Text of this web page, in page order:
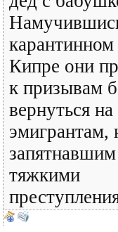
карантинном
Кипре они
к призывам
вернуться
эмигрантам,
тяжкими